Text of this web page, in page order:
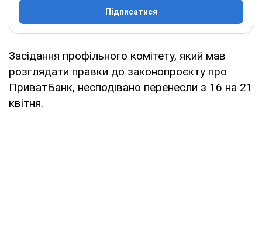
Підписатися
Засідання профільного комітету, який мав
розглядати правки до законопроєкту про
ПриватБанк, несподівано перенесли з 16 на 21
квітня.